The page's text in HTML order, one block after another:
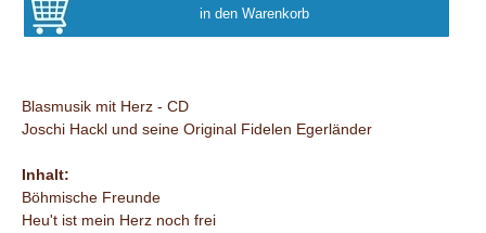
Blasmusik mit Herz - CD
Joschi Hackl und seine Original Fidelen Egerländer
Inhalt:
Böhmische Freunde
Heu't ist mein Herz noch frei